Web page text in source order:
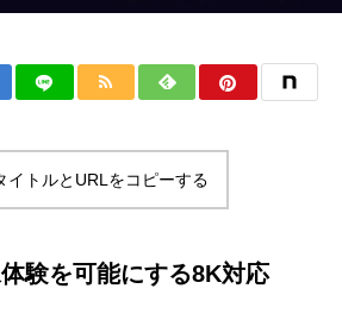
イトルとURLをコピーする
験を可能にする8K対応